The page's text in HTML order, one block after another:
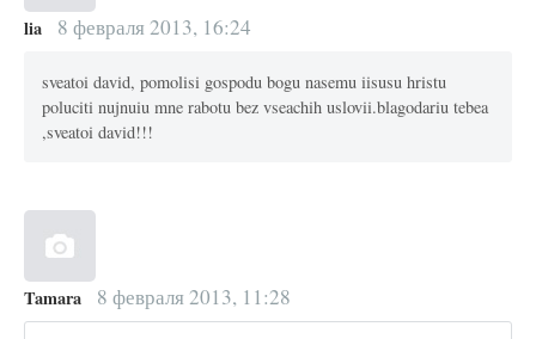
lia 8 февраля 2013, 16:24
sveatoi david, pomolisi gospodu bogu nasemu iisusu hristu
poluciti nujnuiu mne rabotu bez vseachih uslovii.blagodariu tebea
,sveatoi david!!!
Tamara 8 февраля 2013, 11:28